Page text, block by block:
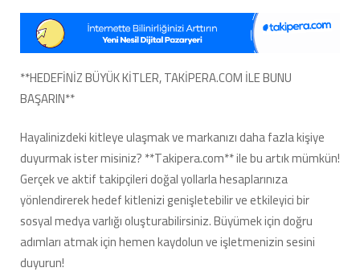
**HEDEFİNİZ BÜYÜK KİTLER, TAKİPERA.COM İLE BUNU
BAŞARIN**
Hayalinizdeki kitleye ulaşmak ve markanızı daha fazla kişiye
duyurmak ister misiniz? **Takipera.com** ile bu artık mümkün!
Gerçek ve aktif takipçileri doğal yollarla hesaplarınıza
yönlendirerek hedef kitlenizi genişletebilir ve etkileyici bir
sosyal medya varlığı oluşturabilirsiniz. Büyümek için doğru
adımları atmak için hemen kaydolun ve işletmenizin sesini
duyurun!